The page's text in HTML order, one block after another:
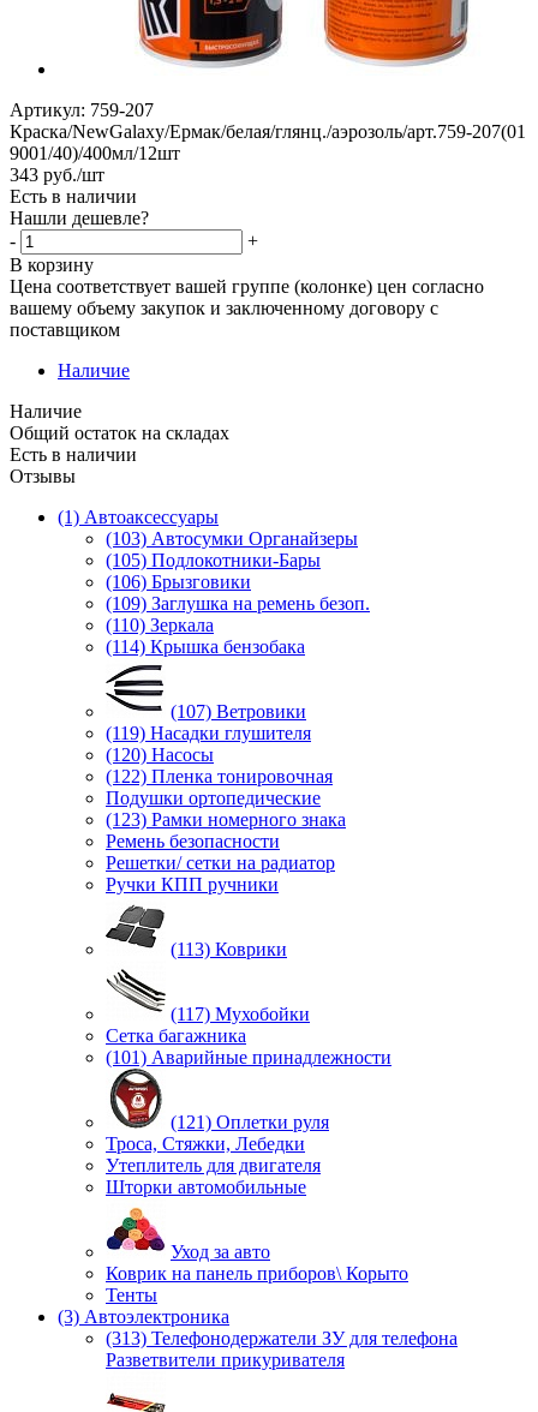
Артикул: 759-207
Краска/NewGalaxy/Ермак/белая/глянц./аэрозоль/арт.759-207(01
9001/40)/400мл/12шт
343 руб./шт
Есть в наличии
Нашли дешевле?
-
+
В корзину
Цена соответствует вашей группе (колонке) цен согласно
вашему объему закупок и заключенному договору с
поставщиком
Наличие
Наличие
Общий остаток на складах
Есть в наличии
Отзывы
(1) Автоаксессуары
(103) Автосумки Органайзеры
(105) Подлокотники-Бары
(106) Брызговики
(109) Заглушка на ремень безоп.
(110) Зеркала
(114) Крышка бензобака
(107) Ветровики
(119) Насадки глушителя
(120) Насосы
(122) Пленка тонировочная
Подушки ортопедические
(123) Рамки номерного знака
Ремень безопасности
Решетки/ сетки на радиатор
Ручки КПП ручники
(113) Коврики
(117) Мухобойки
Сетка багажника
(101) Аварийные принадлежности
(121) Оплетки руля
Троса, Стяжки, Лебедки
Утеплитель для двигателя
Шторки автомобильные
Уход за авто
Коврик на панель приборов\ Корыто
Тенты
(3) Автоэлектроника
(313) Телефонодержатели ЗУ для телефона
Разветвители прикуривателя